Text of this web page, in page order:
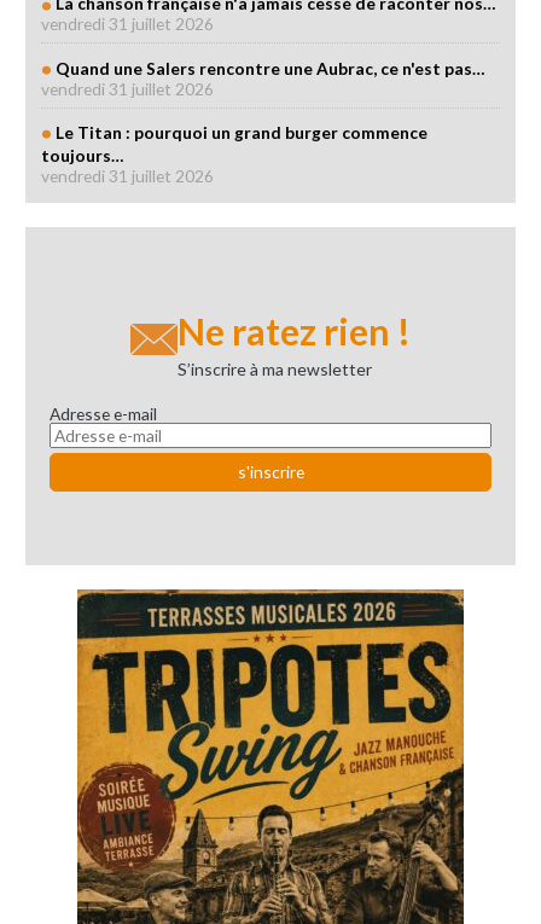
vendredi 31 juillet 2026
Quand une Salers rencontre une Aubrac, ce n'est pas…
vendredi 31 juillet 2026
Le Titan : pourquoi un grand burger commence
toujours…
vendredi 31 juillet 2026
Ne ratez rien !
S’inscrire à ma newsletter
Adresse e-mail